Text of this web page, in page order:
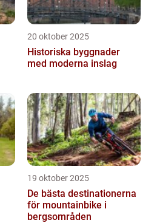
20 oktober 2025
Historiska byggnader
med moderna inslag
19 oktober 2025
De bästa destinationerna
för mountainbike i
bergsområden